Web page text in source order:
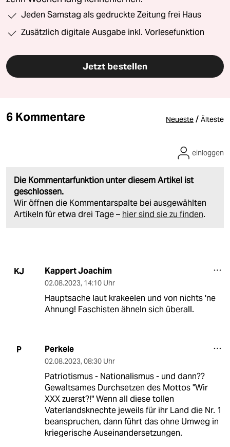
Jeden Samstag als gedruckte Zeitung frei Haus
Zusätzlich digitale Ausgabe inkl. Vorlesefunktion
Jetzt bestellen
6 Kommentare Neueste / Älteste
Die Kommentarfunktion unter diesem Artikel ist
geschlossen.
Wir öffnen die Kommentarspalte bei ausgewählten
Artikeln für etwa drei Tage – hier sind sie zu finden.
einloggen
KJ Kappert Joachim
02.08.2023, 14:10 Uhr
Hauptsache laut krakeelen und von nichts 'ne
Ahnung! Faschisten ähneln sich überall.
P Perkele
02.08.2023, 08:30 Uhr
Patriotismus - Nationalismus - und dann??
Gewaltsames Durchsetzen des Mottos "Wir
XXX zuerst?!" Wenn all diese tollen
Vaterlandsknechte jeweils für ihr Land die Nr. 1
beanspruchen, dann führt das ohne Umweg in
kriegerische Auseinandersetzungen.